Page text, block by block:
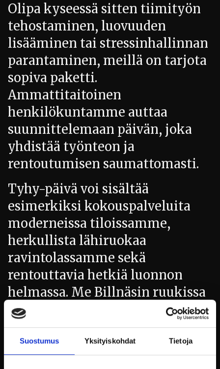
Suostumus Yksityiskohdat Tietoja
Olipa kyseessä sitten tiimityön
tehostaminen, luovuuden
lisääminen tai stressinhallinnan
parantaminen, meillä on tarjota
sopiva paketti.
Ammattitaitoinen
henkilökuntamme auttaa
suunnittelemaan päivän, joka
yhdistää työnteon ja
rentoutumisen saumattomasti.
Tyhy-päivä voi sisältää
esimerkiksi kokouspalveluita
moderneissa tiloissamme,
herkullista lähiruokaa
ravintolassamme sekä
rentouttavia hetkiä luonnon
helmassa. Me Billnäsin ruukissa
uskomme, että työhyvinvointi
syntyy monipuolisista
kokemuksista ja yksilöllisestä